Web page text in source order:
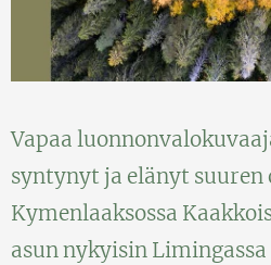
Vapaa
syntynyt ja elänyt suuren
Kymenlaaksossa
asun nykyisin